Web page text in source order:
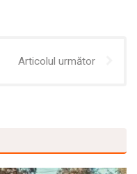
Articolul următor